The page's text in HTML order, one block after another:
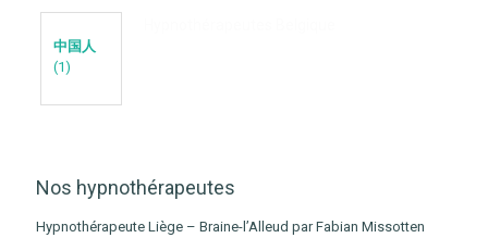
中国人
(1)
Nos hypnothérapeutes
Hypnothérapeute Liège – Braine-l’Alleud par Fabian Missotten